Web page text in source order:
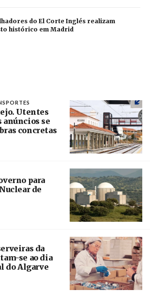
do El Corte Inglés realizam
histórico em Madrid
Utentes
anúncios se
concretas
para
de
da
se ao dia
do Algarve